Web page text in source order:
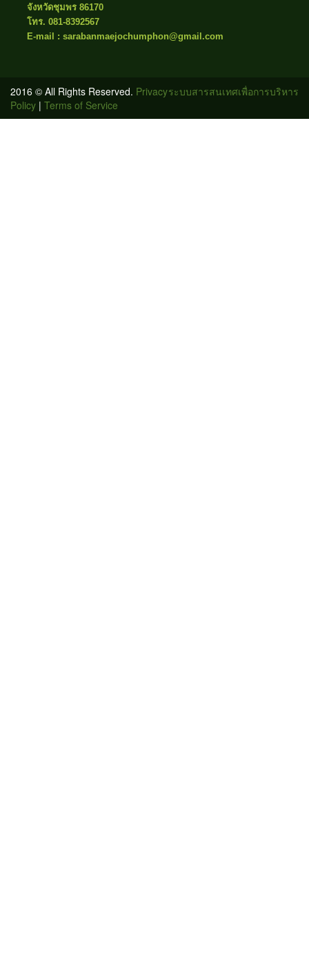
จังหวัดชุมพร 86170
โทร. 081-8392567
E-mail : sarabanmaejochumphon@gmail.com
ระบบสารสนเทศเพื่อการบริหาร
2016 © All Rights Reserved. Privacy
Policy | Terms of Service